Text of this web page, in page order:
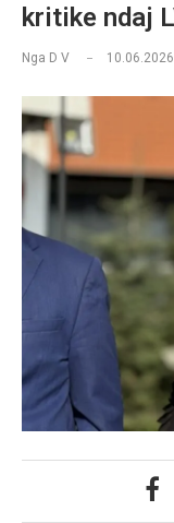
kritike ndaj
Nga D V